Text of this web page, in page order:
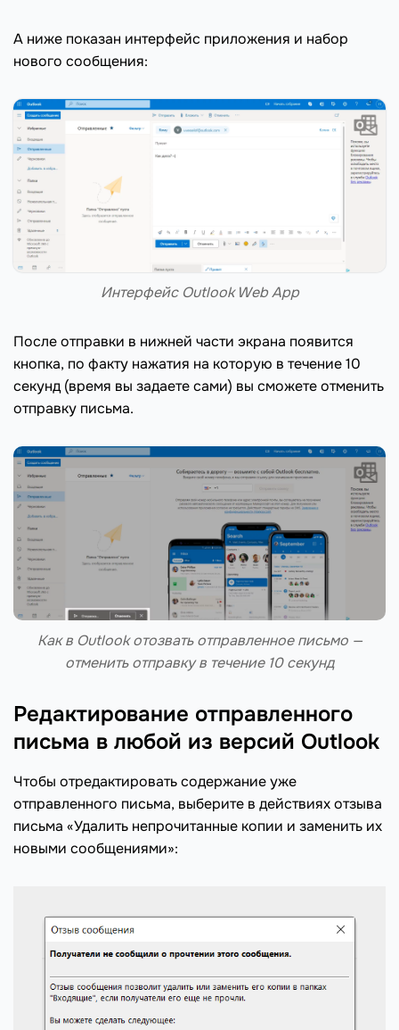
А ниже показан интерфейс приложения и набор
нового сообщения:
Интерфейс Outlook Web App
После отправки в нижней части экрана появится
кнопка, по факту нажатия на которую в течение 10
секунд (время вы задаете сами) вы сможете отменить
отправку письма.
Как в Outlook отозвать отправленное письмо —
отменить отправку в течение 10 секунд
Редактирование отправленного
письма в любой из версий Outlook
Чтобы отредактировать содержание уже
отправленного письма, выберите в действиях отзыва
письма «Удалить непрочитанные копии и заменить их
новыми сообщениями»: